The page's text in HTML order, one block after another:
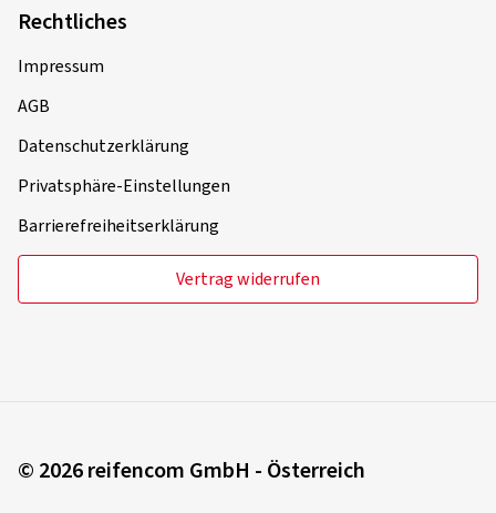
Rechtliches
Impressum
AGB
Datenschutzerklärung
Privatsphäre-Einstellungen
Barrierefreiheitserklärung
Vertrag widerrufen
© 2026 reifencom GmbH - Österreich